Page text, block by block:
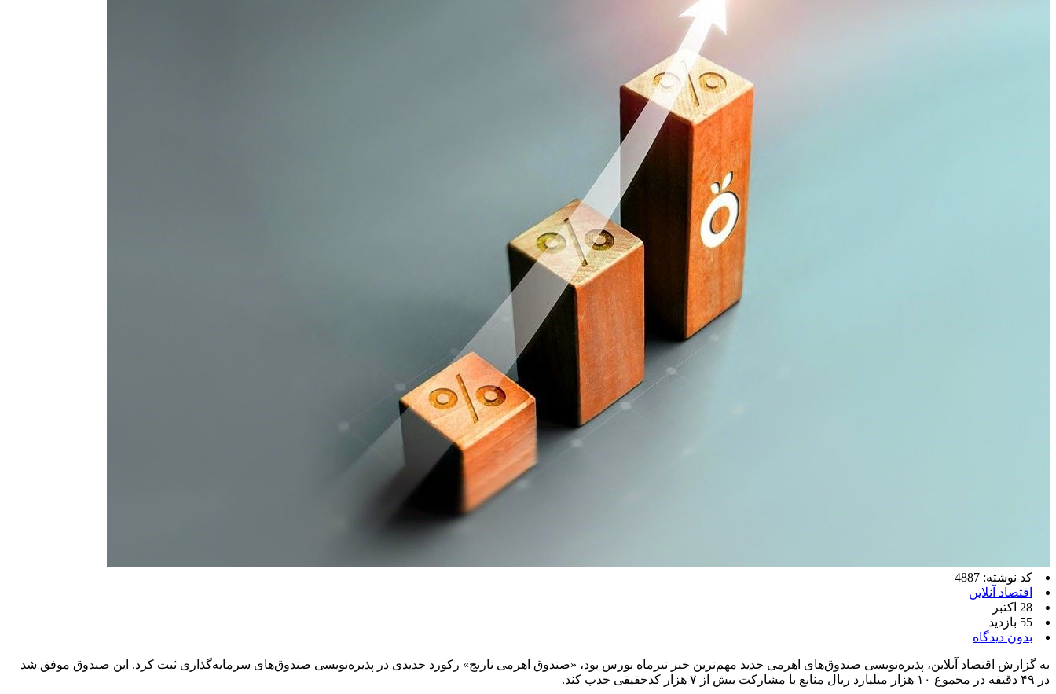
کد نوشته: 4887
اقتصاد آنلاین
28 اکتبر
55 بازدید
بدون دیدگاه
به گزارش اقتصاد آنلاین، پذیره‌نویسی صندوق‌های اهرمی جدید مهم‌ترین خبر تیرماه بورس بود، «صندوق اهرمی نارنج» رکورد جدیدی در پذیره‌نویسی‌ صندوق‌های سرمایه‌گذاری ثبت کرد. این صندوق موفق شد
در ۴۹ دقیقه در مجموع ۱۰ هزار میلیارد ریال منابع با مشارکت بیش از ۷ هزار کدحقیقی جذب کند.